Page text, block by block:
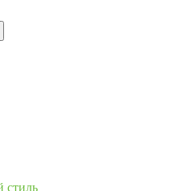
стиль